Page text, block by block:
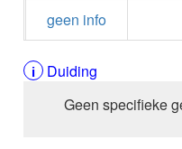
geen info
Duiding
Geen specifieke